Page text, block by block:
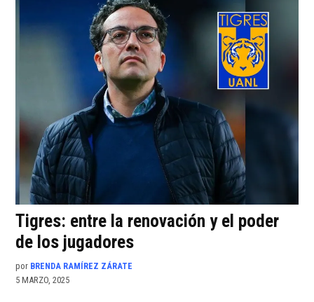
Tigres: entre la renovación y el poder
de los jugadores
por BRENDA RAMÍREZ ZÁRATE
5 MARZO, 2025